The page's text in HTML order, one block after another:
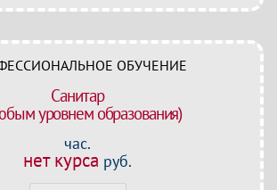
ОБУЧЕНИЕ
Санитар
уровнем образования)
час.
нет курса руб.